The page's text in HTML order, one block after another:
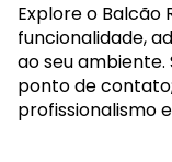
Explore o Balcão
funcionalidade,
ao seu ambiente.
ponto de
profissionalismo